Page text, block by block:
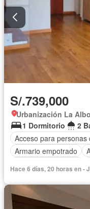
S/.739,000
Urbanización La
1 Dormitorio
2
Acceso para personas
Armario empotrado
Hace 6 días, 20 horas en -